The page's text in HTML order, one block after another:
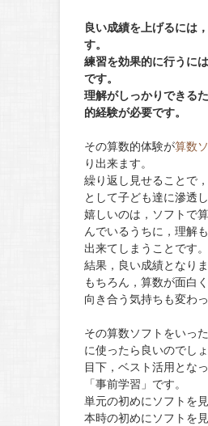
良い成績を上げるには
す。
練習を効果的に行うに
です。
理解がしっかりできる
的経験が必要です。
その算数的体験が算数
り出来ます。
繰り返し見せることで
として子ども達に滲透
嬉しいのは，ソフトで
んでいるうちに，理解
出来てしまうことです。
結果，良い成績となりま
もちろん，算数が面白
向き合う気持ちも変わっ
その算数ソフトをいっ
に使ったら良いのでしょ
目下，ベスト活用とな
「事前学習」です。
単元の初めにソフトを見
本時の初めにソフトを見